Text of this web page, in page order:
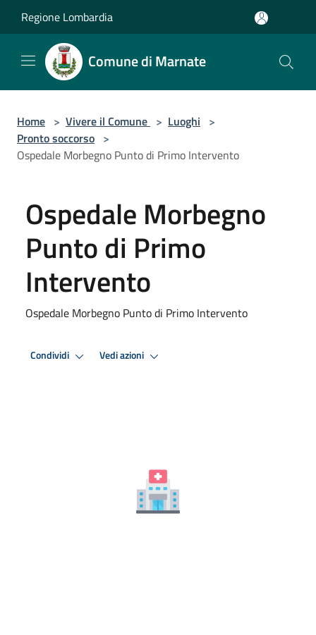
Regione Lombardia
Comune di Marnate
Home > Vivere il Comune > Luoghi >
Pronto soccorso >
Ospedale Morbegno Punto di Primo Intervento
Ospedale Morbegno
Punto di Primo
Intervento
Ospedale Morbegno Punto di Primo Intervento
Condividi Vedi azioni